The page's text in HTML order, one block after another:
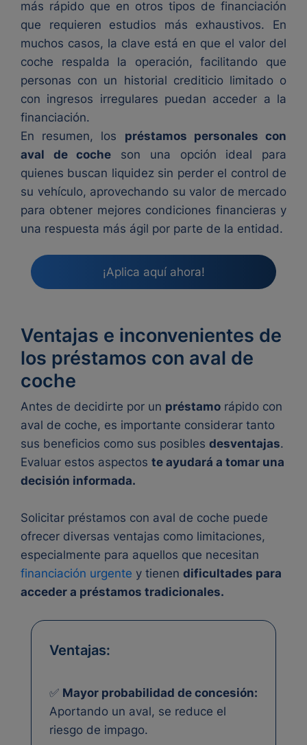
más rápido que en otros tipos de financiación
que requieren estudios más exhaustivos. En
muchos casos, la clave está en que el valor del
coche respalda la operación, facilitando que
personas con un historial crediticio limitado o
con ingresos irregulares puedan acceder a la
financiación.
En resumen, los préstamos personales con
aval de coche son una opción ideal para
quienes buscan liquidez sin perder el control de
su vehículo, aprovechando su valor de mercado
para obtener mejores condiciones financieras y
una respuesta más ágil por parte de la entidad.
¡Aplica aquí ahora!
Ventajas e inconvenientes de
los préstamos con aval de
coche
Antes de decidirte por un préstamo rápido con
aval de coche, es importante considerar tanto
sus beneficios como sus posibles desventajas.
Evaluar estos aspectos te ayudará a tomar una
decisión informada.
Solicitar préstamos con aval de coche puede
ofrecer diversas ventajas como limitaciones,
especialmente para aquellos que necesitan
financiación urgente y tienen dificultades para
acceder a préstamos tradicionales.
Ventajas:
✅️ Mayor probabilidad de concesión:
Aportando un aval, se reduce el
riesgo de impago.